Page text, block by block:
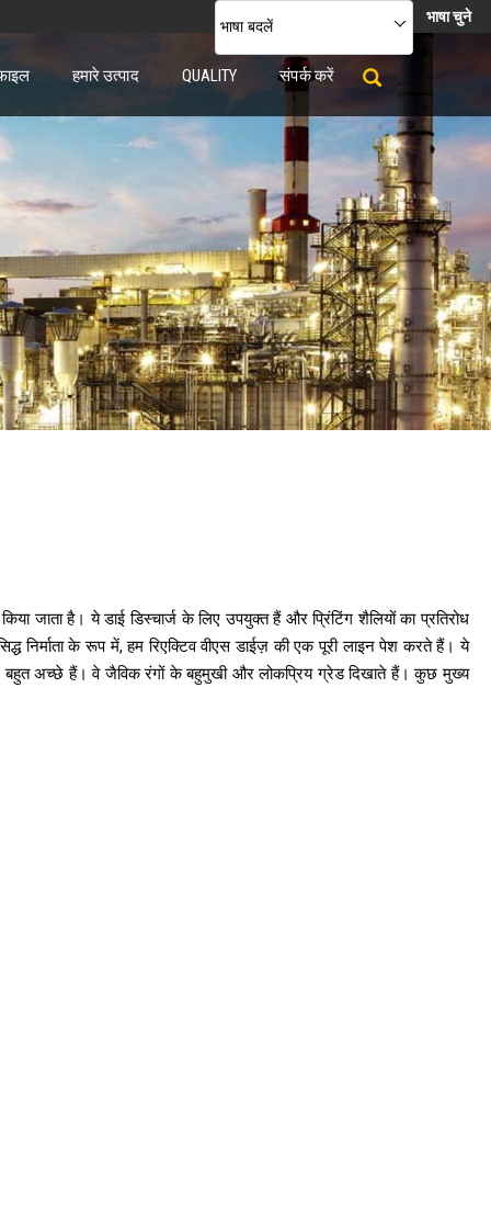
भाषा बदलें
भाषा चुने
हमारे उत्पाद QUALITY संपर्क करें
जाता है। ये डाई डिस्चार्ज के लिए उपयुक्त हैं और प्रिंटिंग शैलियों का प्रतिरोध
निर्माता के रूप में, हम रिएक्टिव वीएस डाईज़ की एक पूरी लाइन पेश करते हैं। ये
रंग बहुत अच्छे हैं। वे जैविक रंगों के बहुमुखी और लोकप्रिय ग्रेड दिखाते हैं। कुछ मुख्य